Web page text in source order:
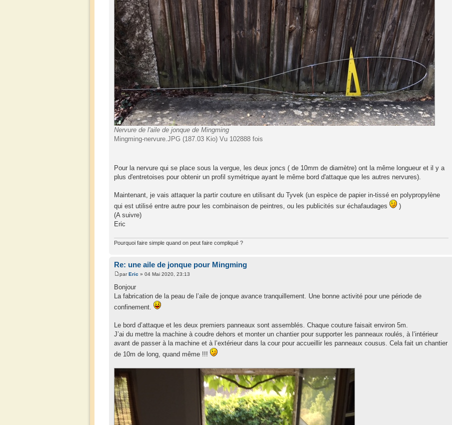
Nervure de l'aile de jonque de Mingming
Mingming-nervure.JPG (187.03 Kio) Vu 102888 fois
Pour la nervure qui se place sous la vergue, les deux joncs ( de 10mm de diamètre) ont la même longueur et il y a
plus d'entretoises pour obtenir un profil symétrique ayant le même bord d'attaque que les autres nervures).
Maintenant, je vais attaquer la partir couture en utilisant du Tyvek (un espèce de papier in-tissé en polypropylène
qui est utilisé entre autre pour les combinaison de peintres, ou les publicités sur échafaudages
)
(A suivre)
Eric
Pourquoi faire simple quand on peut faire compliqué ?
Re: une aile de jonque pour Mingming
parEric » 04 Mai 2020, 23:13
Bonjour
La fabrication de la peau de l’aile de jonque avance tranquillement. Une bonne activité pour une période de
confinement.
Le bord d’attaque et les deux premiers panneaux sont assemblés. Chaque couture faisait environ 5m.
J’ai du mettre la machine à coudre dehors et monter un chantier pour supporter les panneaux roulés, à l’intérieur
avant de passer à la machine et à l’extérieur dans la cour pour accueillir les panneaux cousus. Cela fait un chantier
de 10m de long, quand même !!!